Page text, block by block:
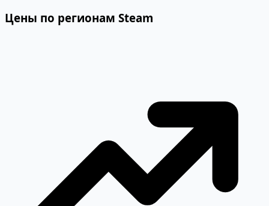
Цены по регионам Steam